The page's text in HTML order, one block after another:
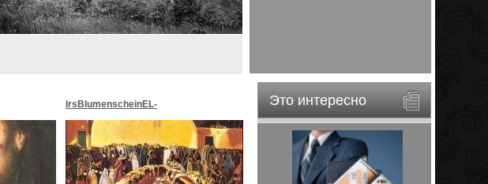
Это интересно
lrsBlumenscheinEL-
MoonMorningstar&EveStar.
Blumenschein,